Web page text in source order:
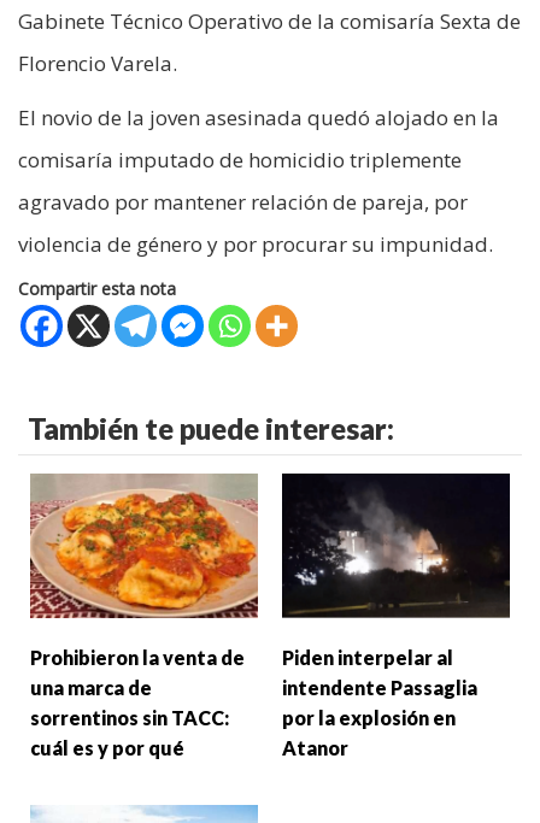
Gabinete Técnico Operativo de la comisaría Sexta de
Florencio Varela.
El novio de la joven asesinada quedó alojado en la
comisaría imputado de homicidio triplemente
agravado por mantener relación de pareja, por
violencia de género y por procurar su impunidad.
Compartir esta nota
También te puede interesar:
Prohibieron la venta de
una marca de
sorrentinos sin TACC:
cuál es y por qué
Piden interpelar al
intendente Passaglia
por la explosión en
Atanor